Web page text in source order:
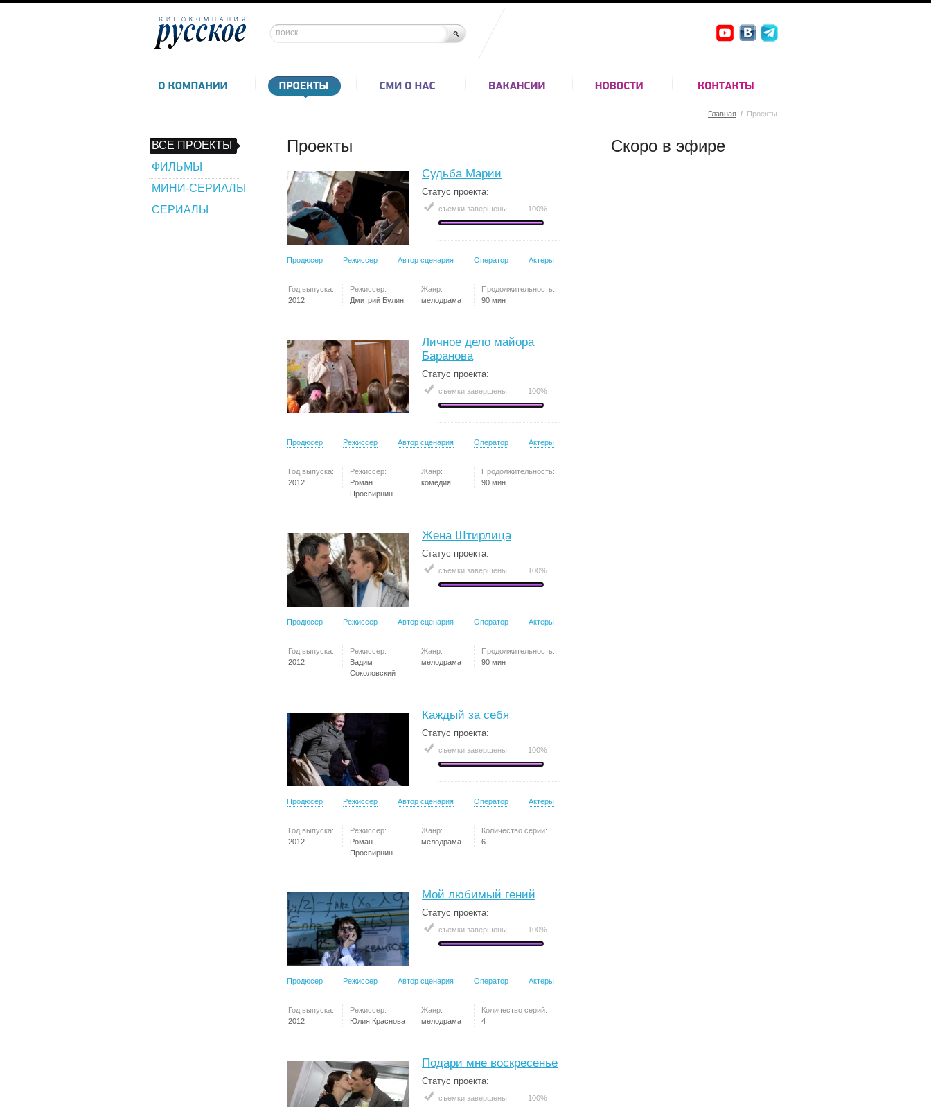
Главная / Проекты
ВСЕ ПРОЕКТЫ
ФИЛЬМЫ
МИНИ-СЕРИАЛЫ
СЕРИАЛЫ
Проекты
Судьба Марии
Статус проекта:
съемки завершены 100%
Продюсер Режиссер Автор сценария Оператор Актеры
Год выпуска:
2012
Режиссер:
Дмитрий Булин
Жанр:
мелодрама
Продолжительность:
90 мин
Личное дело майора
Баранова
Статус проекта:
съемки завершены 100%
Продюсер Режиссер Автор сценария Оператор Актеры
Год выпуска:
2012
Режиссер:
Роман
Просвирнин
Жанр:
комедия
Продолжительность:
90 мин
Жена Штирлица
Статус проекта:
съемки завершены 100%
Продюсер Режиссер Автор сценария Оператор Актеры
Год выпуска:
2012
Режиссер:
Вадим
Соколовский
Жанр:
мелодрама
Продолжительность:
90 мин
Каждый за себя
Статус проекта:
съемки завершены 100%
Продюсер Режиссер Автор сценария Оператор Актеры
Год выпуска:
2012
Режиссер:
Роман
Просвирнин
Жанр:
мелодрама
Количество серий:
6
Мой любимый гений
Статус проекта:
съемки завершены 100%
Продюсер Режиссер Автор сценария Оператор Актеры
Год выпуска:
2012
Режиссер:
Юлия Краснова
Жанр:
мелодрама
Количество серий:
4
Подари мне воскресенье
Статус проекта:
съемки завершены 100%
Скоро в эфире